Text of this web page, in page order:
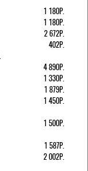
1 180Р.
1 180Р.
2 672Р.
402Р.
4 890Р.
1 330Р.
1 879Р.
1 450Р.
1 500Р.
1 587Р.
2 002Р.